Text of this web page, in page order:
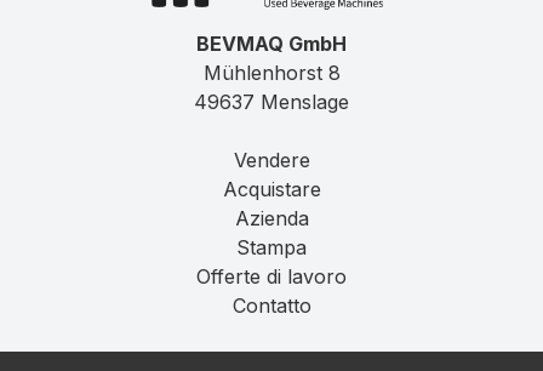
BEVMAQ GmbH
Mühlenhorst 8
49637 Menslage
Vendere
Acquistare
Azienda
Stampa
Offerte di lavoro
Contatto